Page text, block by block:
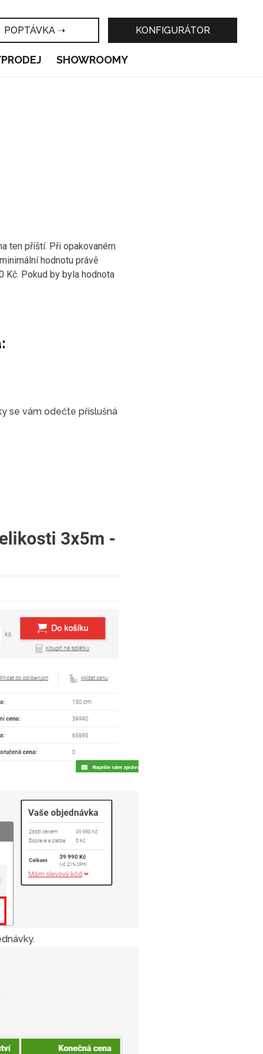
POPTÁVKA ➝ KONFIGURÁTOR
SHOWROOMY
ten příští. Při opakovaném
hodnotu právě
Kč. Pokud by byla hodnota
se vám odečte příslušná